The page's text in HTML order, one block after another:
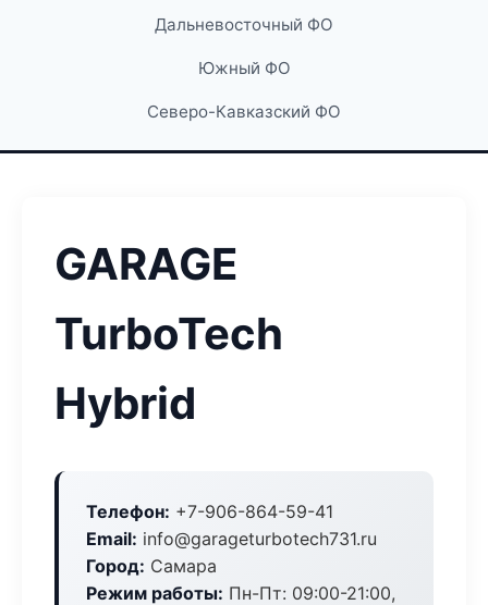
Дальневосточный ФО
Южный ФО
Северо-Кавказский ФО
GARAGE
TurboTech
Hybrid
Телефон: +7-906-864-59-41
Email: info@garageturbotech731.ru
Город: Самара
Режим работы: Пн-Пт: 09:00-21:00,